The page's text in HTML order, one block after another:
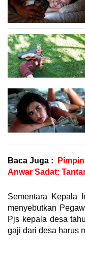
Baca Juga :
Anwar Sadat:
Sementara Kepala
menyebutkan
Pjs kepala desa
gaji dari desa harus